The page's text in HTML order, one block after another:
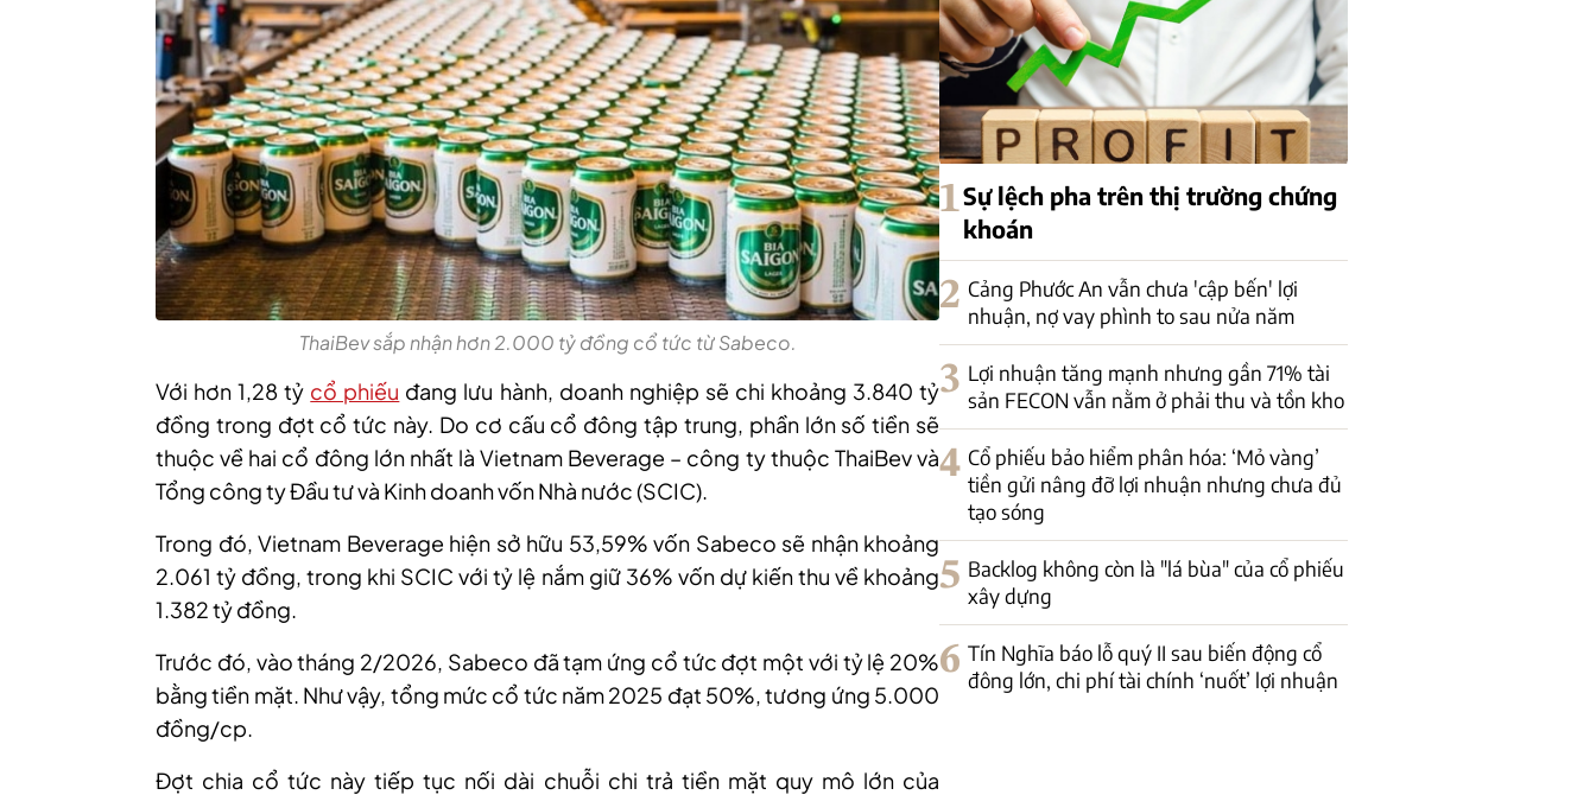
ThaiBev sắp nhận hơn 2.000 tỷ đồng cổ tức từ Sabeco.
Với hơn 1,28 tỷ cổ phiếu đang lưu hành, doanh nghiệp sẽ chi khoảng 3.840 tỷ
đồng trong đợt cổ tức này. Do cơ cấu cổ đông tập trung, phần lớn số tiền sẽ
thuộc về hai cổ đông lớn nhất là Vietnam Beverage – công ty thuộc ThaiBev và
Tổng công ty Đầu tư và Kinh doanh vốn Nhà nước (SCIC).
Trong đó, Vietnam Beverage hiện sở hữu 53,59% vốn Sabeco sẽ nhận khoảng
2.061 tỷ đồng, trong khi SCIC với tỷ lệ nắm giữ 36% vốn dự kiến thu về khoảng
1.382 tỷ đồng.
Trước đó, vào tháng 2/2026, Sabeco đã tạm ứng cổ tức đợt một với tỷ lệ 20%
bằng tiền mặt. Như vậy, tổng mức cổ tức năm 2025 đạt 50%, tương ứng 5.000
đồng/cp.
Đợt chia cổ tức này tiếp tục nối dài chuỗi chi trả tiền mặt quy mô lớn của
1Sự lệch pha trên thị trường chứng
khoán
2 Cảng Phước An vẫn chưa 'cập bến' lợi
nhuận, nợ vay phình to sau nửa năm
3 Lợi nhuận tăng mạnh nhưng gần 71% tài
sản FECON vẫn nằm ở phải thu và tồn kho
4 Cổ phiếu bảo hiểm phân hóa: ‘Mỏ vàng’
tiền gửi nâng đỡ lợi nhuận nhưng chưa đủ
tạo sóng
5 Backlog không còn là "lá bùa" của cổ phiếu
xây dựng
6 Tín Nghĩa báo lỗ quý II sau biến động cổ
đông lớn, chi phí tài chính ‘nuốt’ lợi nhuận